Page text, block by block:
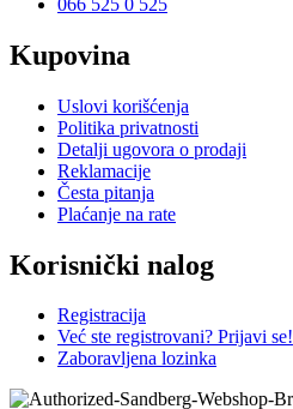
Kupovina
Uslovi korišćenja
Politika privatnosti
Detalji ugovora o prodaji
Reklamacije
Česta pitanja
Plaćanje na rate
Korisnički nalog
Registracija
Već ste registrovani? Prijavi se!
Zaboravljena lozinka